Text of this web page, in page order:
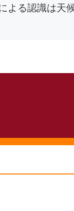
よる認識は天